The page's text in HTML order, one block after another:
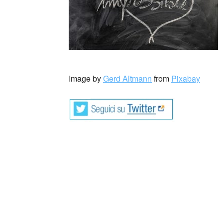
Image byGerd Altmann from Pixabay